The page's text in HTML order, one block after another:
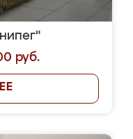
руб.